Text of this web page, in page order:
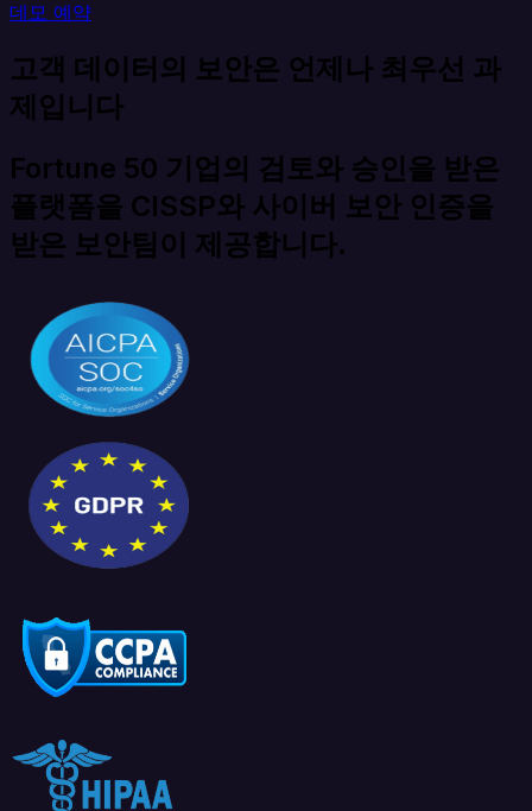
데모 예약
고객 데이터의 보안은 언제나 최우선 과
제입니다
Fortune 50 기업의 검토와 승인을 받은
플랫폼을 CISSP와 사이버 보안 인증을
받은 보안팀이 제공합니다.